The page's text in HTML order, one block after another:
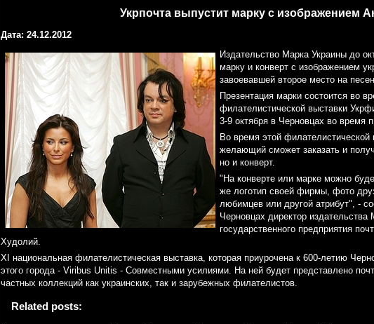
Укрпочта выпустит марку с изображением
Дата: 24.12.2012
Издательство Марка Украины до
марку и конверт с изображением
завоевавшей второе место на
Презентация марки состоится во
филателистической выставки
3-9 октября в Черновцах во время
Во время этой
желающий сможет заказать и
но и конверт.
"На конверте или марке можно
же логотип своей фирмы, фото
любимцев или другой атрибут", -
Черновцах директор издательства
государственного предприятия
Худолий.
XI национальная филателистическая выставка, которая приурочена к 600-летию
этого города - Viribus Unitis - Совместными усилиями. На ней будет представлено
частных коллекций как украинских, так и зарубежных филателистов.
Related posts: